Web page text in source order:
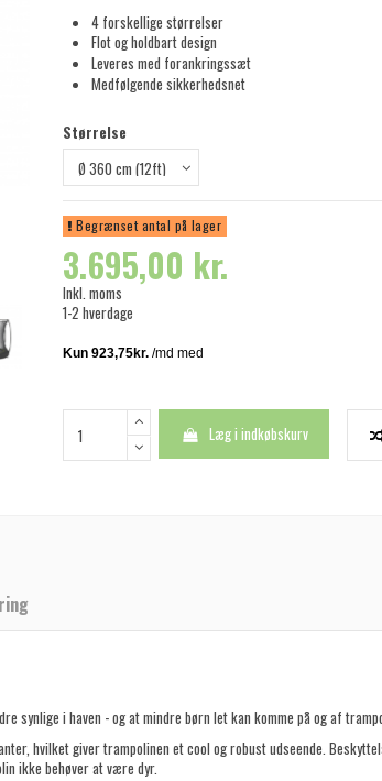
4 forskellige størrelser
Flot og holdbart design
Leveres med forankringssæt
Medfølgende sikkerhedsnet
Størrelse
Begrænset antal på lager
3.695,00 kr.
Inkl. moms
1-2 hverdage
Læg i indkøbskurv
i haven - og at mindre børn let kan komme på og af
hvilket giver trampolinen et cool og robust udseende.
ikke behøver at være dyr.